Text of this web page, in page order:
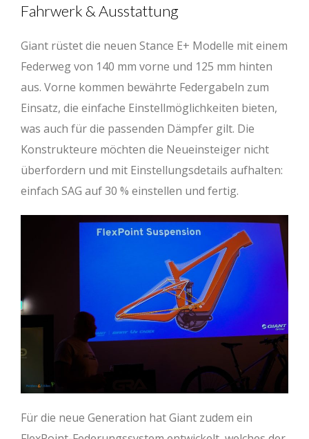
Fahrwerk & Ausstattung
Giant rüstet die neuen Stance E+ Modelle mit einem
Federweg von 140 mm vorne und 125 mm hinten
aus. Vorne kommen bewährte Federgabeln zum
Einsatz, die einfache Einstellmöglichkeiten bieten,
was auch für die passenden Dämpfer gilt. Die
Konstrukteure möchten die Neueinsteiger nicht
überfordern und mit Einstellungsdetails aufhalten:
einfach SAG auf 30 % einstellen und fertig.
Für die neue Generation hat Giant zudem ein